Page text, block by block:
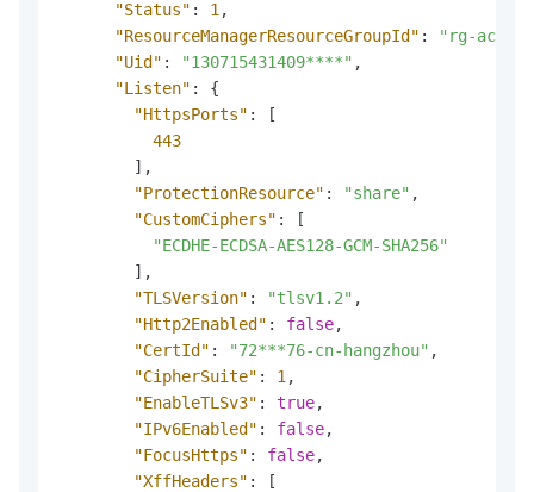
"Status" : 1 ,
"ResourceManagerResourceGroupId" :
"rg-
"Uid" : "130715431409****" ,
"Listen" :
{
"HttpsPorts" :
[
443
] ,
"ProtectionResource" : "share" ,
"CustomCiphers" :
[
"ECDHE-ECDSA-AES128-GCM-SHA256"
] ,
"TLSVersion" : "tlsv1.2" ,
"Http2Enabled" : false,
"CertId" : "72***76-cn-hangzhou" ,
"CipherSuite" : 1 ,
"EnableTLSv3" : true,
"IPv6Enabled" : false,
"FocusHttps" : false,
"XffHeaders" :
[